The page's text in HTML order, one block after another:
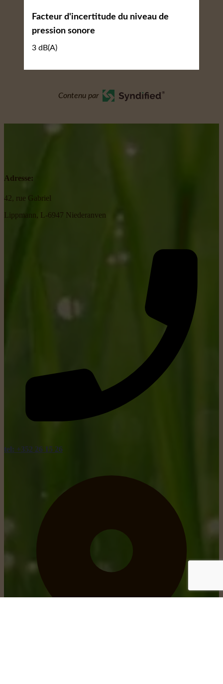
Facteur d'incertitude du niveau de
pression sonore
3 dB(A)
Contenu par
Adresse:
42, rue Gabriel
Lippmann, L-6947 Niederanven
tel: +352 26 15 26